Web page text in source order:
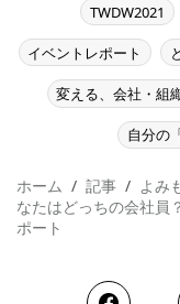
TWDW2021
イベントレポート
変える、会社・組
自分の
ホーム 記事 よみ
なたはどっちの会社員
ポート